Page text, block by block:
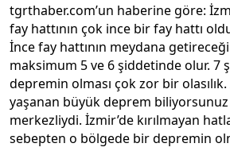
tgrthaber.com’un haberine göre:
fay hattının çok ince bir fay hattı
İnce fay hattının meydana
maksimum 5 ve 6 şiddetinde olur. 7
depremin olması çok zor bir
yaşanan büyük deprem
merkezliydi. İzmir’de kırılmayan
sebepten o bölgede bir depremin